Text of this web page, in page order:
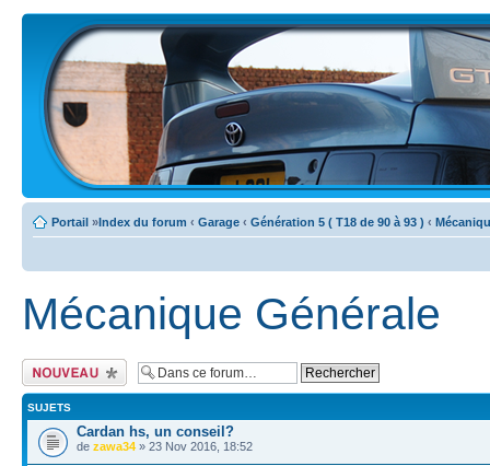
Portail »Index du forum ‹ Garage ‹ Génération 5 ( T18 de 90 à 93 ) ‹
Mécanique Générale
Ecrire un nouveau
sujet
SUJETS
Cardan hs, un conseil?
de zawa34 » 23 Nov 2016, 18:52